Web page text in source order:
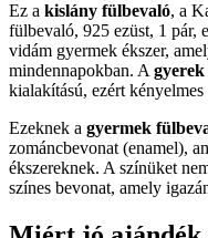
Ez a kislány fülbevaló, a
fülbevaló, 925 ezüst, 1 pár,
vidám gyermek ékszer,
mindennapokban. A
kialakítású, ezért
Ezeknek a gyermek
zománcbevonat (enamel),
ékszereknek. A színüket
színes bevonat, amely